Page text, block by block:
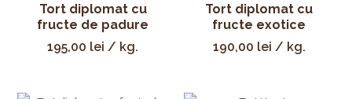
Tort diplomat cu
fructe de padure
195,00 lei / kg.
Tort diplomat cu
fructe exotice
190,00 lei / kg.